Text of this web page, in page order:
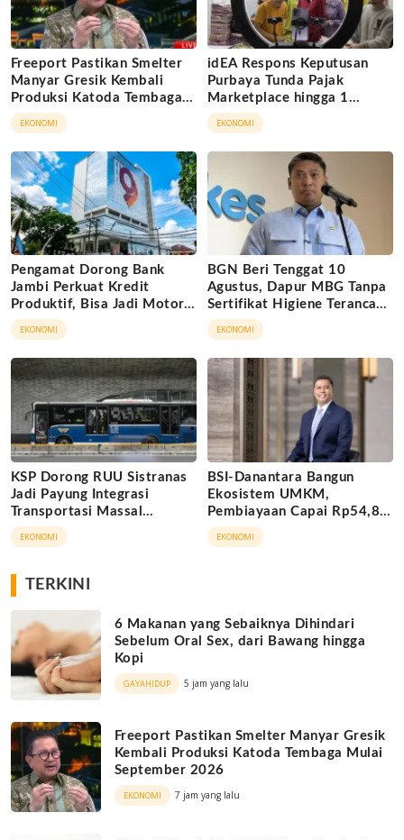
Freeport Pastikan Smelter
Manyar Gresik Kembali
Produksi Katoda Tembaga
Mulai September 2026
EKONOMI
idEA Respons Keputusan
Purbaya Tunda Pajak
Marketplace hingga 1
November 2026
EKONOMI
Pengamat Dorong Bank
Jambi Perkuat Kredit
Produktif, Bisa Jadi Motor
Ekonomi Daerah
EKONOMI
BGN Beri Tenggat 10
Agustus, Dapur MBG Tanpa
Sertifikat Higiene Terancam
Tutup Permanen
EKONOMI
KSP Dorong RUU Sistranas
Jadi Payung Integrasi
Transportasi Massal
Indonesia
EKONOMI
BSI-Danantara Bangun
Ekosistem UMKM,
Pembiayaan Capai Rp54,80
Triliun
EKONOMI
TERKINI
6 Makanan yang Sebaiknya Dihindari
Sebelum Oral Sex, dari Bawang hingga
Kopi
GAYAHIDUP 5 jam yang lalu
Freeport Pastikan Smelter Manyar Gresik
Kembali Produksi Katoda Tembaga Mulai
September 2026
EKONOMI 7 jam yang lalu